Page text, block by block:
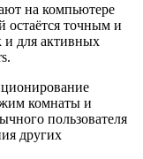
на компьютере
остаётся точным и
и для активных
комнаты и
пользователя
других